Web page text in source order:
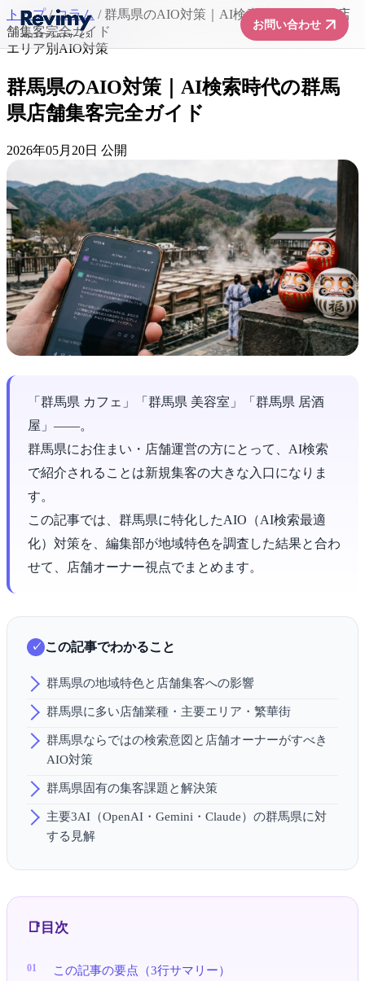
お問い合わせarrow_forward
トップ / コラム / 群馬県のAIO対策｜AI検索時代の群馬県店
舗集客完全ガイド
エリア別AIO対策
群馬県のAIO対策｜AI検索時代の群馬
県店舗集客完全ガイド
2026年05月20日 公開
「群馬県 カフェ」「群馬県 美容室」「群馬県 居酒
屋」――。
群馬県にお住まい・店舗運営の方にとって、AI検索
で紹介されることは新規集客の大きな入口になりま
す。
この記事では、群馬県に特化したAIO（AI検索最適
化）対策を、編集部が地域特色を調査した結果と合わ
せて、店舗オーナー視点でまとめます。
この記事でわかること
群馬県の地域特色と店舗集客への影響
群馬県に多い店舗業種・主要エリア・繁華街
群馬県ならではの検索意図と店舗オーナーがすべき
AIO対策
群馬県固有の集客課題と解決策
主要3AI（OpenAI・Gemini・Claude）の群馬県に対
する見解
目次
この記事の要点（3行サマリー）